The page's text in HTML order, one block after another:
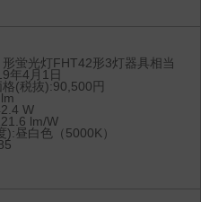
形蛍光灯FHT42形3灯器具相当
年4月1日
(税抜):90,500円
W
lm/W
):昼白色（5000K）